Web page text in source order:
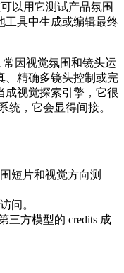
以用它测试产品氛围
工具中生成或编辑最终
常因视觉氛围和镜头运
、精确多镜头控制或完
成视觉探索引擎，它很
统，它会显得间接。
短片和视觉方向测
问。
三方模型的 credits 成